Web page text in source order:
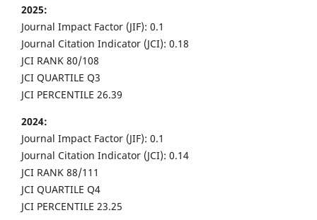
2025:
Journal Impact Factor (JIF): 0.1
Journal Citation Indicator (JCI): 0.18
JCI RANK 80/108
JCI QUARTILE Q3
JCI PERCENTILE 26.39
2024:
Journal Impact Factor (JIF): 0.1
Journal Citation Indicator (JCI): 0.14
JCI RANK 88/111
JCI QUARTILE Q4
JCI PERCENTILE 23.25